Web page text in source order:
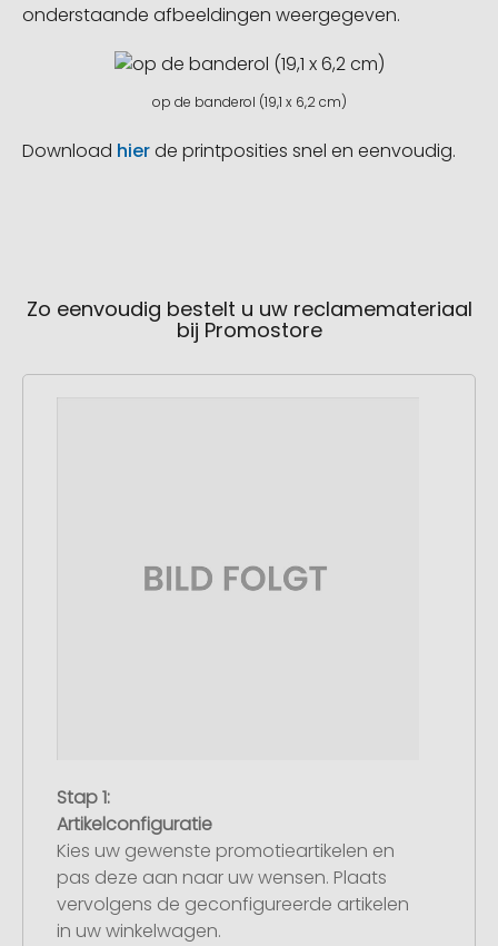
onderstaande afbeeldingen weergegeven.
op de banderol (19,1 x 6,2 cm)
Download hierde printposities snel en eenvoudig.
Zo eenvoudig bestelt u uw reclamemateriaal
bij Promostore
Stap 1:
Artikelconfiguratie
Kies uw gewenste promotieartikelen en
pas deze aan naar uw wensen. Plaats
vervolgens de geconfigureerde artikelen
in uw winkelwagen.